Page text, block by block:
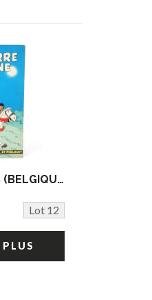
EDITIONS DUPUIS (BELGIQUE) (1)
Lot 12